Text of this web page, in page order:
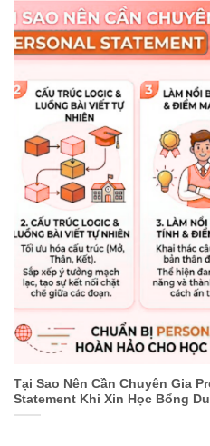
Tại Sao Nên Cần Chuyên Gia
Statement Khi Xin Học Bổng